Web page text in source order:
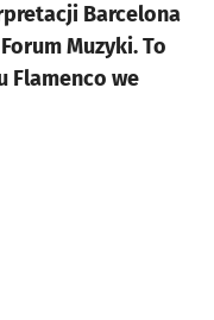
Barcelona
Muzyki. To
Flamenco we